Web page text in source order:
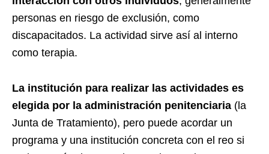
personas en riesgo de exclusión, como
discapacitados. La actividad sirve así al interno
como terapia.
La institución para realizar las actividades es
elegida por la administración penitenciaria (la
Junta de Tratamiento), pero puede acordar un
programa y una institución concreta con el reo si